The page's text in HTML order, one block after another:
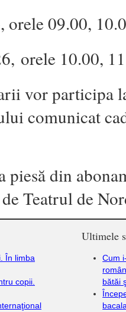
09.00,
orele 10.00,
vor participa
comunicat
piesă din
Teatrul de
În limba
copii.
Ultimele
Cum
bătăi